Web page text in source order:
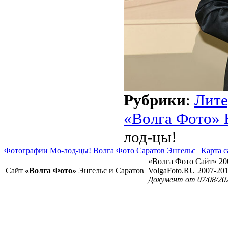
Рубрики:
«Волга Фото»
лод-цы!
Фотографии Мо-лод-цы! Волга Фото Саратов Энгельс | Карта
Сайт «Волга Фото» Энгельс и Саратов
«Волга Фото Сайт»
VolgaFoto.RU 2007-
Документ от 07/08/